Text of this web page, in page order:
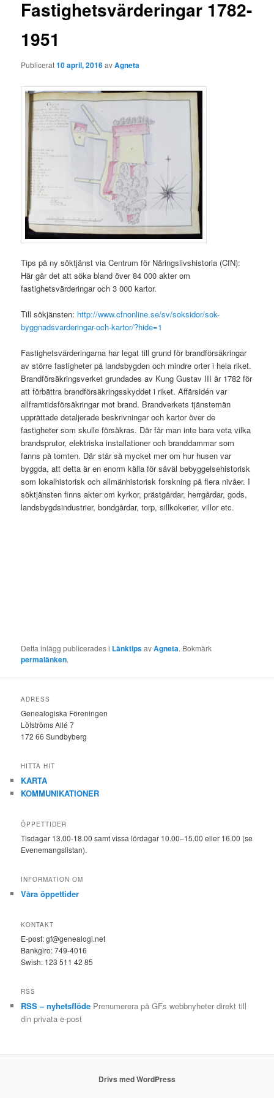
g
n
v
g
Fastighetsvärderingar 1782-
1951
Publicerat10 april, 2016avAgneta
Tips på ny söktjänst via Centrum för Näringslivshistoria (CfN):
Här går det att söka bland över 84 000 akter om
fastighetsvärderingar och 3 000 kartor.
Till sökjänsten: http://www.cfnonline.se/sv/soksidor/sok-
byggnadsvarderingar-och-kartor/?hide=1
Fastighetsvärderingarna har legat till grund för brandförsäkringar
av större fastigheter på landsbygden och mindre orter i hela riket.
Brandförsäkringsverket grundades av Kung Gustav III år 1782 för
att förbättra brandförsäkringsskyddet i riket. Affärsidén var
allframtidsförsäkringar mot brand. Brandverkets tjänstemän
upprättade detaljerade beskrivningar och kartor över de
fastigheter som skulle försäkras. Där får man inte bara veta vilka
brandsprutor, elektriska installationer och branddammar som
fanns på tomten. Där står så mycket mer om hur husen var
byggda, att detta är en enorm källa för såväl bebyggelsehistorisk
som lokalhistorisk och allmänhistorisk forskning på flera nivåer. I
söktjänsten finns akter om kyrkor, prästgårdar, herrgårdar, gods,
landsbygdsindustrier, bondgårdar, torp, sillkokerier, villor etc.
Detta inlägg publicerades i LänktipsavAgneta. Bokmärk
permalänken.
ADRESS
Genealogiska Föreningen
Löfströms Allé 7
172 66 Sundbyberg
HITTA HIT
KARTA
KOMMUNIKATIONER
ÖPPETTIDER
Tisdagar 13.00-18.00 samt vissa lördagar 10.00–15.00 eller 16.00 (se
Evenemangslistan).
INFORMATION OM
Våra öppettider
KONTAKT
E-post: gf@genealogi.net
Bankgiro: 749-4016
Swish: 123 511 42 85
RSS
RSS – nyhetsflöde Prenumerera på GFs webbnyheter direkt till
din privata e-post
Drivs med WordPress